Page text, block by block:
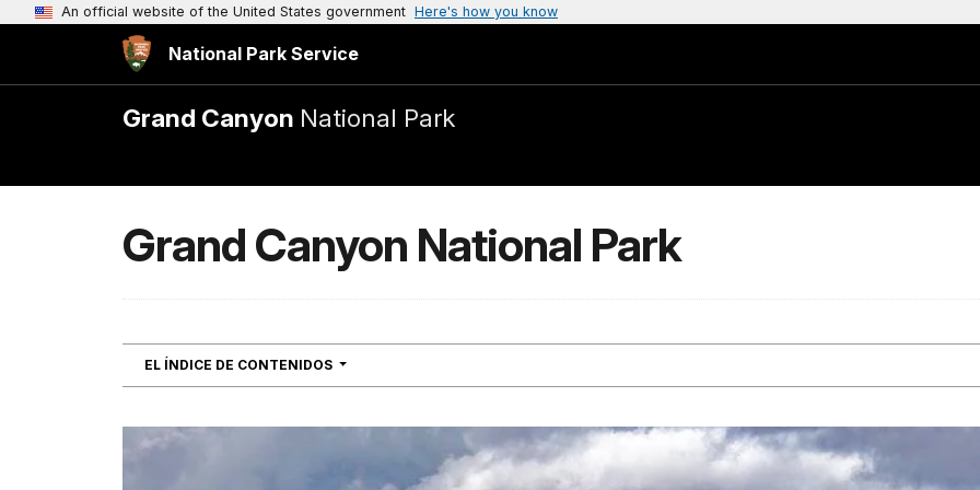
An official website of the United States government Here's how you know
National Park Service
Grand Canyon National Park
Grand Canyon National Park
EL ÍNDICE DE CONTENIDOS NAVIGATION